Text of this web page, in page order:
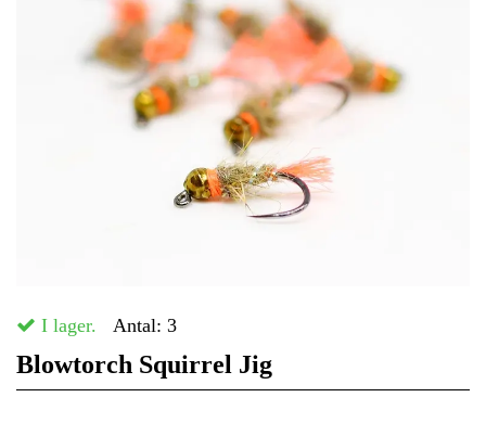
I lager. Antal: 3
Blowtorch Squirrel Jig